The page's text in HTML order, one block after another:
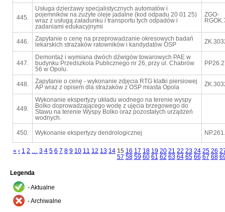
445.
Usługa dzierżawy specjalistycznych automatów i
pojemników na zużyte oleje jadalne (kod odpadu 20 01 25)
wraz z usługą załadunku i transportu tych odpadów i
zadaniami edukacyjnymi
ZGO-
446.
Zapytanie o cenę na przeprowadzanie okresowych badań
lekarskich strażaków ratowników i kandydatów OSP
447.
Demontaż i wymiana dwóch dźwigów towarowych PAE w
budynku Przedszkola Publicznego nr 26, przy ul. Chabrów
56 w Opolu.
448.
Zapytanie o cenę - wykonanie zdjęcia RTG klatki piersiowej
AP wraz z opisem dla strażaków z OSP miasta Opola
449.
Wykonanie ekspertyzy układu wodnego na terenie wyspy
Bolko doprowadzającego wodę z ujęcia brzegowego do
Stawu na terenie Wyspy Bolko oraz pozostałych urządzeń
wodnych.
450. Wykonanie ekspertyzy dendrologicznej
« ‹ 1 2 … 3 4 5 6 7 8 9 10 11 12 13 14 15 16 17 18 19 20 21 22 23 24 25 26
57 58 59 60 61 62 63 64 65 66 67 68
Legenda
- Aktualne
- Archiwalne